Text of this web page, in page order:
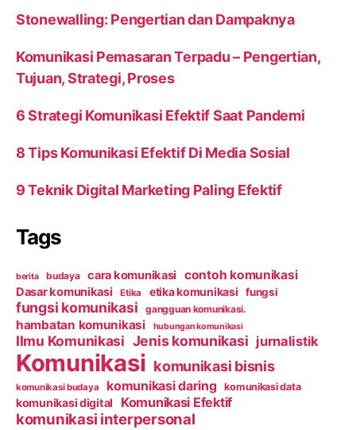
Stonewalling: Pengertian dan Dampaknya
Komunikasi Pemasaran Terpadu – Pengertian,
Tujuan, Strategi, Proses
6 Strategi Komunikasi Efektif Saat Pandemi
8 Tips Komunikasi Efektif Di Media Sosial
9 Teknik Digital Marketing Paling Efektif
Tags
berita budaya cara komunikasi contoh komunikasi
Dasar komunikasi Etika etika komunikasi fungsi
fungsi komunikasi gangguan komunikasi.
hambatan komunikasi hubungan komunikasi
Ilmu Komunikasi Jenis komunikasi jurnalistik
Komunikasi komunikasi bisnis
komunikasi budaya komunikasi daring komunikasi data
komunikasi digital Komunikasi Efektif
komunikasi interpersonal